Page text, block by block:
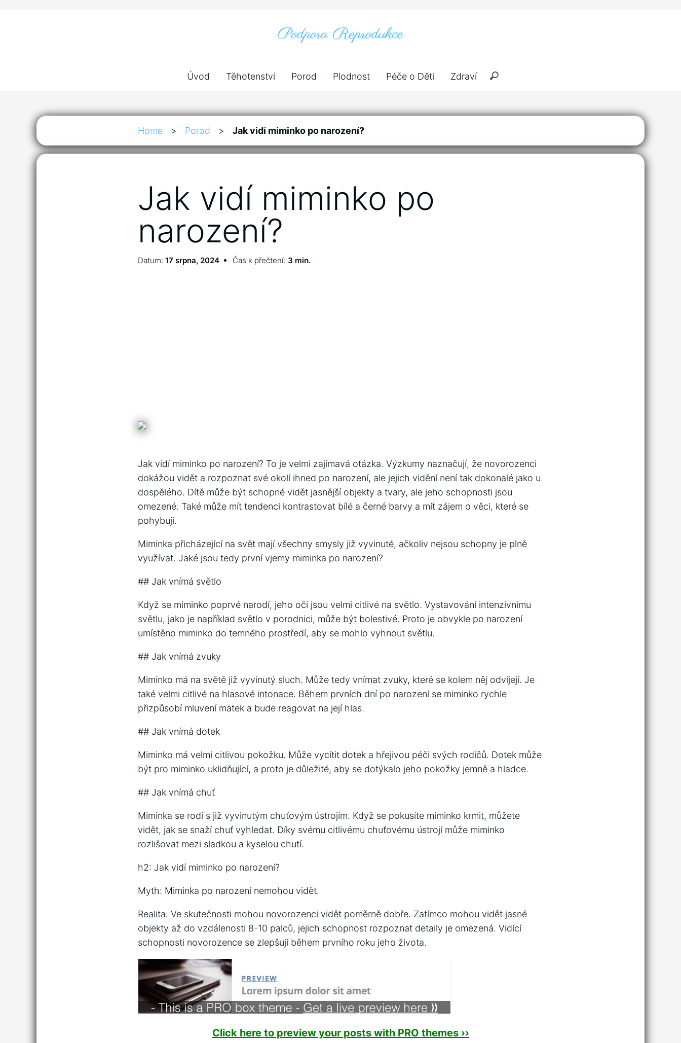
Úvod Těhotenství Porod Plodnost Péče o Děti Zdraví
Home > Porod > Jak vidí miminko po narození?
Jak vidí miminko po
narození?
Datum: 17 srpna, 2024 Čas k přečtení: 3 min.
Jak vidí miminko po narození? To je velmi zajímavá otázka. Výzkumy naznačují, že novorozenci
dokážou vidět a rozpoznat své okolí ihned po narození, ale jejich vidění není tak dokonalé jako u
dospělého. Dítě může být schopné vidět jasnější objekty a tvary, ale jeho schopnosti jsou
omezené. Také může mít tendenci kontrastovat bílé a černé barvy a mít zájem o věci, které se
pohybují.
Miminka přicházející na svět mají všechny smysly již vyvinuté, ačkoliv nejsou schopny je plně
využívat. Jaké jsou tedy první vjemy miminka po narození?
## Jak vnímá světlo
Když se miminko poprvé narodí, jeho oči jsou velmi citlivé na světlo. Vystavování intenzivnímu
světlu, jako je například světlo v porodnici, může být bolestivé. Proto je obvykle po narození
umístěno miminko do temného prostředí, aby se mohlo vyhnout světlu.
## Jak vnímá zvuky
Miminko má na světě již vyvinutý sluch. Může tedy vnímat zvuky, které se kolem něj odvíjejí. Je
také velmi citlivé na hlasové intonace. Během prvních dní po narození se miminko rychle
přizpůsobí mluvení matek a bude reagovat na její hlas.
## Jak vnímá dotek
Miminko má velmi citlivou pokožku. Může vycítit dotek a hřejivou péči svých rodičů. Dotek může
být pro miminko uklidňující, a proto je důležité, aby se dotýkalo jeho pokožky jemně a hladce.
## Jak vnímá chuť
Miminka se rodí s již vyvinutým chuťovým ústrojím. Když se pokusíte miminko krmit, můžete
vidět, jak se snaží chuť vyhledat. Díky svému citlivému chuťovému ústrojí může miminko
rozlišovat mezi sladkou a kyselou chutí.
h2: Jak vidí miminko po narození?
Myth: Miminka po narození nemohou vidět.
Realita: Ve skutečnosti mohou novorozenci vidět poměrně dobře. Zatímco mohou vidět jasné
objekty až do vzdálenosti 8-10 palců, jejich schopnost rozpoznat detaily je omezená. Vidící
schopnosti novorozence se zlepšují během prvního roku jeho života.
Click here to preview your posts with PRO themes ››